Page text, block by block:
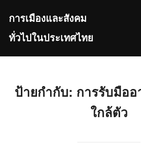
content
การเมืองและสังคม
ทั่วไปในประเทศไทย
ป้ายกำกับ: การรับมือ
ใกล้ตัว